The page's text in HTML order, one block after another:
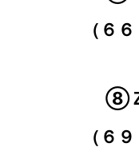
（６
⑧
（６